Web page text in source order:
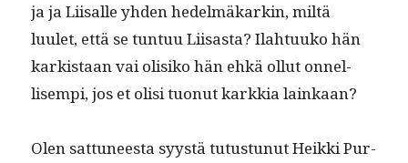
ja ja Liisalle yhden hedelmäkarkin, miltä
luulet, että se tun­tuu Liisas­ta? Ilah­tuuko hän
kark­istaan vai olisiko hän ehkä ollut onnel­
lisem­pi, jos et olisi tuonut karkkia lainkaan?
Olen sat­tuneesta syys­tä tutus­tunut Heik­ki Pur­